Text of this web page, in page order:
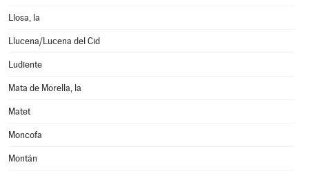
Llosa, la
Llucena/Lucena del Cid
Ludiente
Mata de Morella, la
Matet
Moncofa
Montán